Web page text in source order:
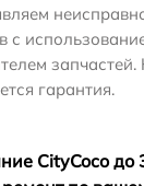
с
гарантия.
CityCoco до